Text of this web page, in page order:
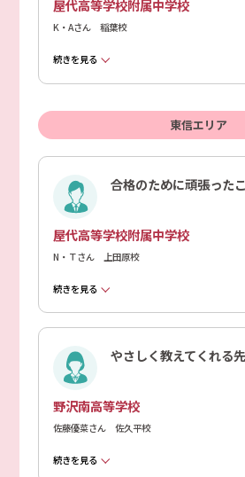
屋代高等学校附属中学校
K・Aさん 稲葉校
続きを見る
東信エリア
合格のために頑張った
屋代高等学校附属中学校
N・Ｔさん 上田原校
続きを見る
やさしく教えてくれる
野沢南高等学校
佐藤優菜さん 佐久平校
続きを見る